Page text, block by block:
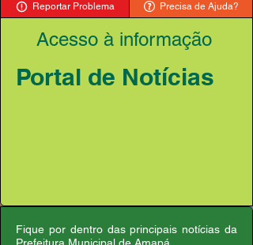
Reportar Problema Precisa de Ajuda?
Acesso à informação
Portal de Notícias
Fique por dentro das principais notícias da